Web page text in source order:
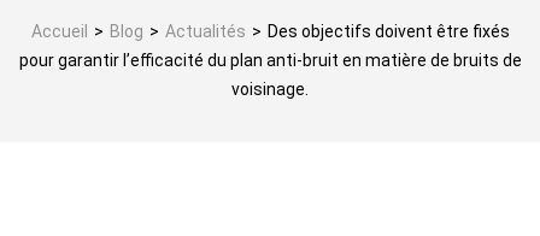
Accueil > Blog > Actualités > Des objectifs doivent être fixés
pour garantir l’efficacité du plan anti-bruit en matière de bruits de
voisinage.